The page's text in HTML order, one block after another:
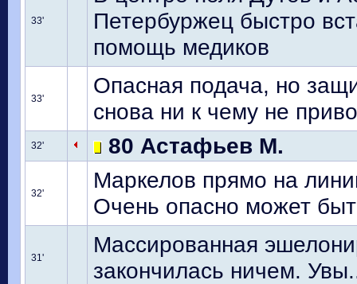
33'
Петербуржец быстро
помощь медиков
33'
Опасная подача, но
снова ни к чему не
32' 80 Астафьев М.
32'
Маркелов прямо на
Очень опасно может
31'
Массированная
закончилась ничем.